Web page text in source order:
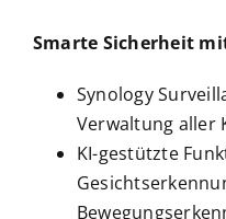
Smarte Sicherheit
Synology
Verwaltung aller
KI-gestützte